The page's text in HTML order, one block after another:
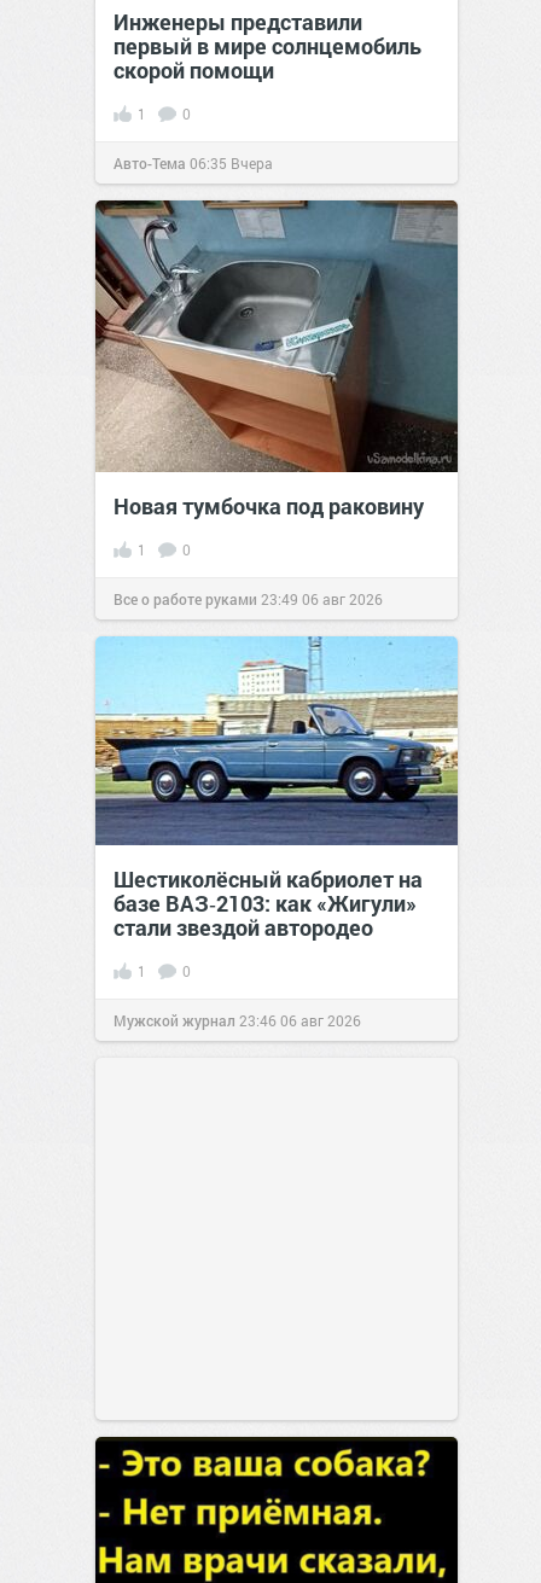
Инженеры представили
первый в мире солнцемобиль
скорой помощи
1 0
Авто-Тема 06:35 Вчера
Новая тумбочка под раковину
1 0
Все о работе руками 23:49 06 авг 2026
Шестиколёсный кабриолет на
базе ВАЗ‑2103: как «Жигули»
стали звездой автородео
1 0
Мужской журнал 23:4606 авг 2026